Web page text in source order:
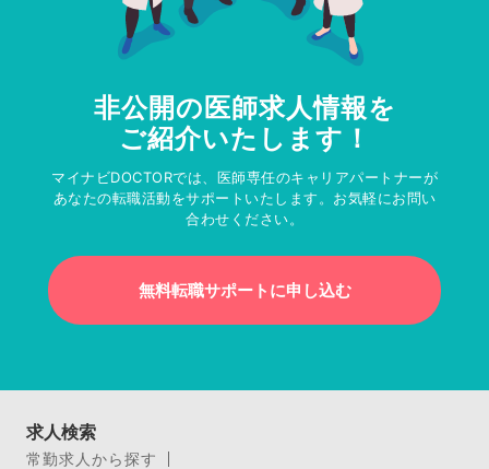
非公開の医師求人情報を
ご紹介いたします！
マイナビDOCTORでは、医師専任のキャリアパートナーが
あなたの転職活動をサポートいたします。お気軽にお問い
合わせください。
無料転職サポートに申し込む
求人検索
常勤求人から探す